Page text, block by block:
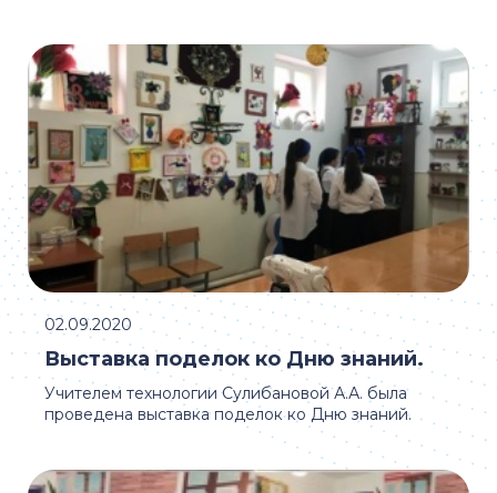
Учителем технологии Сулибановой А.А. была
проведена выставка поделок ко Дню знаний.
Выставка поделок ко Дню знаний.
02.09.2020